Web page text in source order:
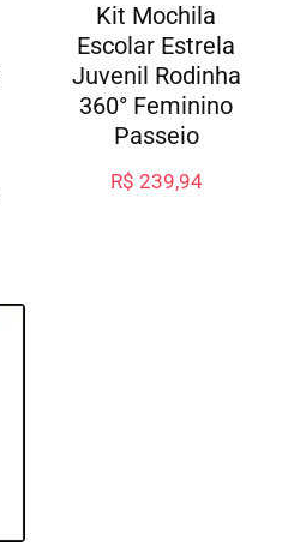
Kit Mochila
Escolar Estrela
Juvenil Rodinha
360° Feminino
Passeio
R$ 239,94